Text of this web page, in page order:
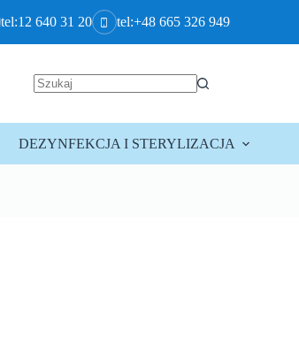
tel:12 640 31 20 tel:+48 665 326 949
DEZYNFEKCJA I STERYLIZACJA